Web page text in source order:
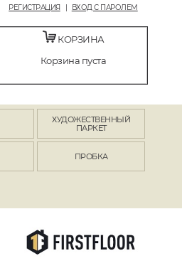
РЕГИСТРАЦИЯ ВХОД С ПАРОЛЕМ
КОРЗИНА
Корзина пуста
ХУДОЖЕСТВЕННЫЙ
ПАРКЕТ
ПРОБКА